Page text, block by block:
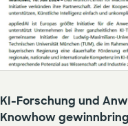
KI-Forschung und
Knowhow